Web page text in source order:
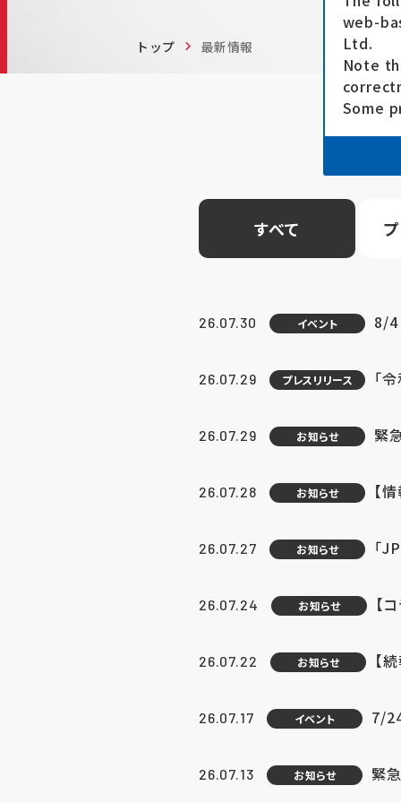
トップ 最新情報
すべて
26.07.30 イベント 8/4
26.07.29 プレスリリース 「
26.07.29 お知らせ 緊
26.07.28 お知らせ 【
26.07.27 お知らせ 「
26.07.24 お知らせ 【
26.07.22 お知らせ 【
26.07.17 イベント 7/
26.07.13 お知らせ 緊
web-
Ltd.
Note
Some